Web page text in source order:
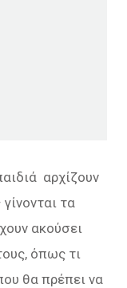
αρχίζουν
τα
ακούσει
όπως τι
θα πρέπει να